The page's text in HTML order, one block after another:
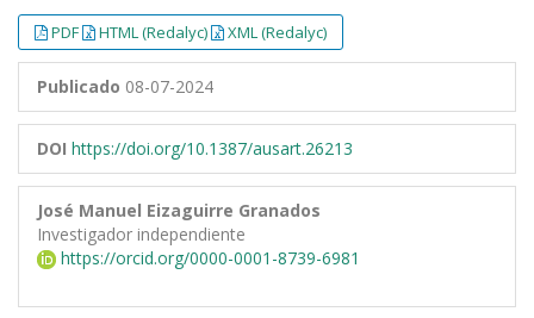
PDF HTML (Redalyc) XML (Redalyc)
Publicado 08-07-2024
DOI https://doi.org/10.1387/ausart.26213
José Manuel Eizaguirre Granados
Investigador independiente
https://orcid.org/0000-0001-8739-6981